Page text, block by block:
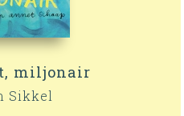
miljonair
Sikkel